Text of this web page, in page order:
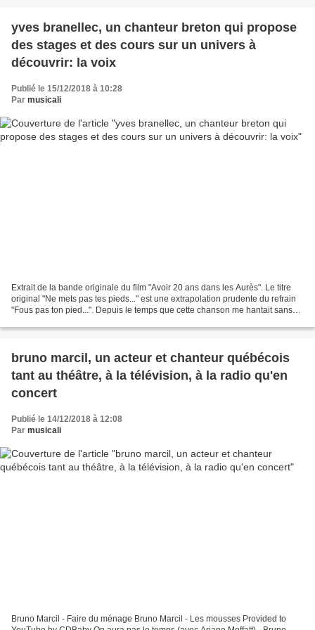
yves branellec, un chanteur breton qui propose
des stages et des cours sur un univers à
découvrir: la voix
Publié le 15/12/2018 à 10:28
Par musicali
Extrait de la bande originale du film "Avoir 20 ans dans les Aurès". Le titre
original "Ne mets pas tes pieds..." est une extrapolation prudente du refrain
"Fous pas ton pied...". Depuis le temps que cette chanson me hantait sans
bruno marcil, un acteur et chanteur québécois
tant au théâtre, à la télévision, à la radio qu'en
concert
Publié le 14/12/2018 à 12:08
Par musicali
Bruno Marcil - Faire du ménage Bruno Marcil - Les mousses Provided to